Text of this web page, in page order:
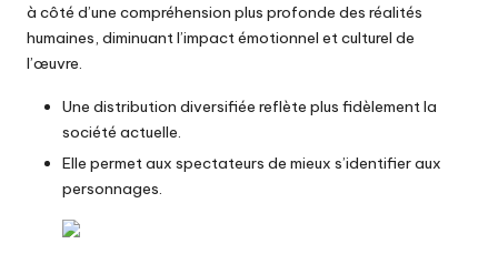
à côté d’une compréhension plus profonde des réalités
humaines, diminuant l’impact émotionnel et culturel de
l’œuvre.
Une distribution diversifiée reflète plus fidèlement la
société actuelle.
Elle permet aux spectateurs de mieux s’identifier aux
personnages.